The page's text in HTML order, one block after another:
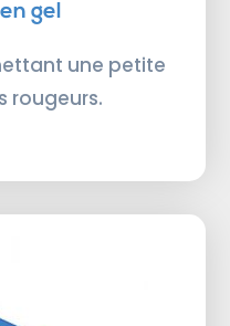
gel
une petite
rougeurs.